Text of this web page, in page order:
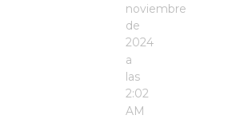
noviembre
de
2024
a
las
2:02
AM